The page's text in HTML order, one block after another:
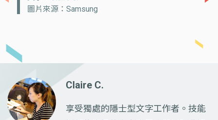
圖片來源：Samsung
Claire C.
享受獨處的隱士型文字工作者。技能